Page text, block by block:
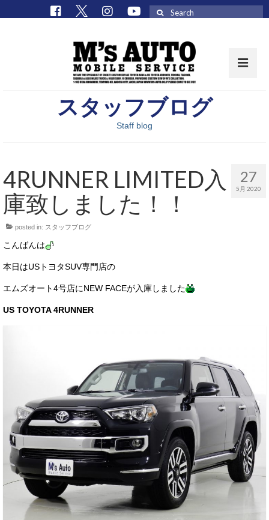
取扱車種一覧
M’sCollectionパーツ一覧
エムズオート
M’sCollection
買取のご案内
トップメッセージ
スタッフ紹介
ブログ
イベント
ニュース
スタッフブログ
Staff blog
27
5月 2020
4RUNNER LIMITED入
庫致しました！！
posted in: スタッフブログ
こんばんは
本日はUSトヨタSUV専門店の
エムズオート4号店にNEW FACEが入庫しました
US TOYOTA 4RUNNER